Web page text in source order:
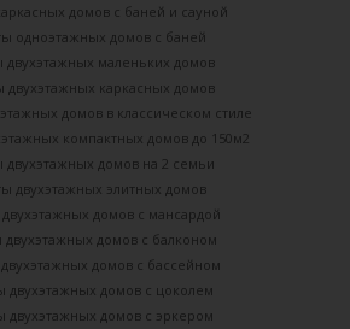
домов c баней и сауной
одноэтажных домов с баней
двухэтажных маленьких домов
двухэтажных каркасных домов
домов в классическом стиле
компактных домов до 150м2
двухэтажных домов на 2 семьи
двухэтажных элитных домов
домов с мансардой
двухэтажных домов с балконом
домов с бассейном
двухэтажных домов с цоколем
двухэтажных домов с эркером